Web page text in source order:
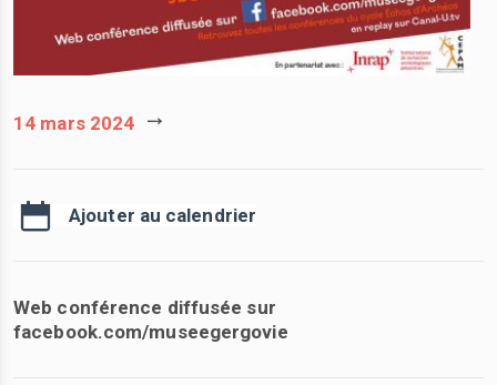
14 mars 2024
Ajouter au calendrier
Web conférence diffusée sur
facebook.com/museegergovie